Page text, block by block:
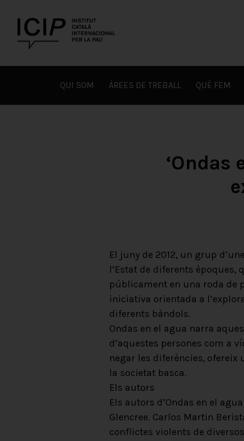
content
ICIP
QUI SOM ÀREES DE TREBALL QUÈ FEM
‘Ondas
El juny de 2012, un grup
l’Estat de diferents
públicament en una roda de
iniciativa orientada a
diferents bàndols.
Ondas en el agua narra
d’aquestes persones com a
negar les diferències,
la societat basca.
Els autors
Els autors d’Ondas en el
Glencree. Carlos Martin
conflictes violents de